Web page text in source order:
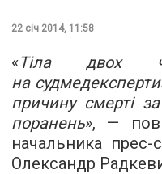
22 січ 2014, 11:58
«Тіла двох
на
причину смерті
поранень», —
начальника
Олександр